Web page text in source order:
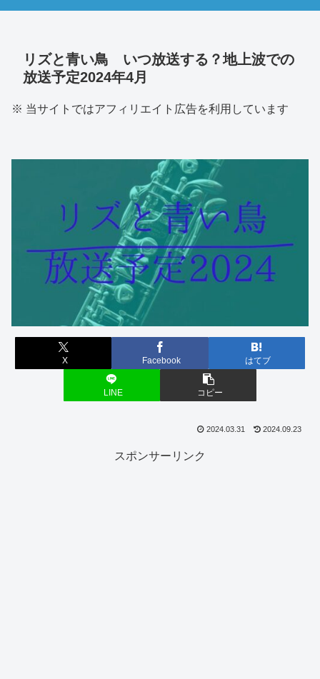
リズと青い鳥 いつ放送する？地上波での
放送予定2024年4月
※ 当サイトではアフィリエイト広告を利用しています
X Facebook はてブ
LINE コピー
2024.03.31 2024.09.23
スポンサーリンク